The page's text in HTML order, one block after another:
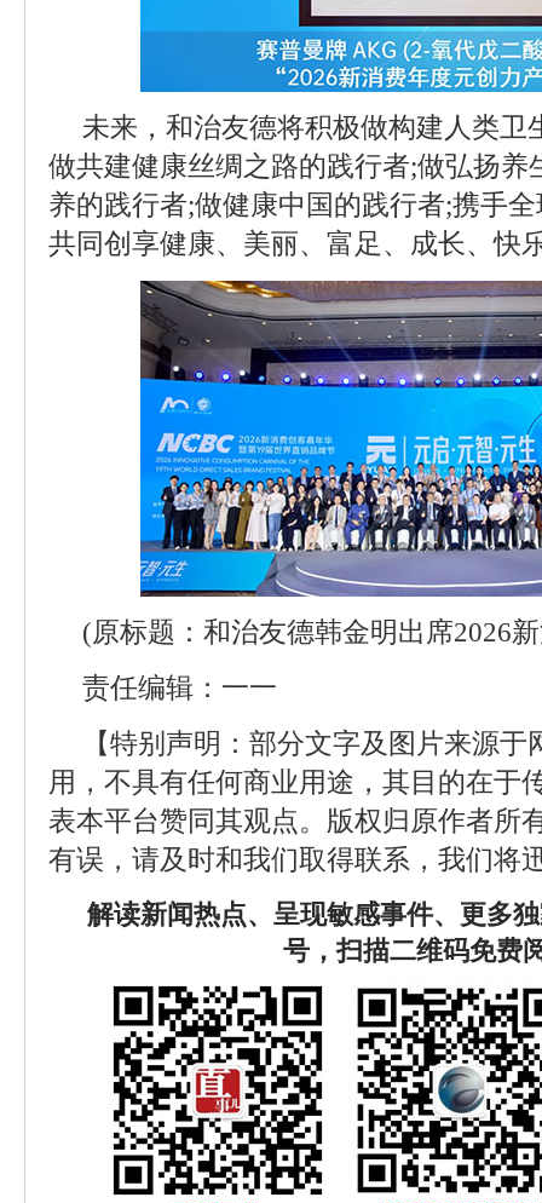
未来，和治友德将积极做构建人类卫
做共建健康丝绸之路的践行者;做弘扬养
养的践行者;做健康中国的践行者;携手
共同创享健康、美丽、富足、成长、快
(原标题：和治友德韩金明出席2026
责任编辑：一一
【特别声明：部分文字及图片来源
用，不具有任何商业用途，其目的在于
表本平台赞同其观点。版权归原作者所
有误，请及时和我们取得联系，我们将
解读新闻热点、呈现敏感事件、更多
号，扫描二维码免费